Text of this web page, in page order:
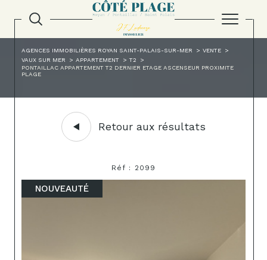
AGENCES IMMOBILIÈRES ROYAN SAINT-PALAIS-SUR-MER
VENTE
VAUX SUR MER
APPARTEMENT
T2
PONTAILLAC APPARTEMENT T2 DERNIER ETAGE ASCENSEUR PROXIMITE
PLAGE
Retour aux résultats
Réf : 2099
NOUVEAUTÉ